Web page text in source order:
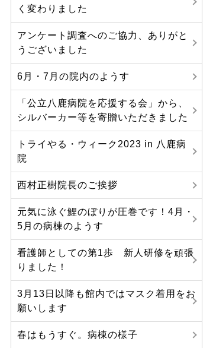
く変わりました
アンケート調査へのご協力、ありがと
うございました
6月・7月の院内のようす
「公立八鹿病院を応援する会」から、
シルバーカー等を寄贈いただきました
トライやる・ウィーク2023 in 八鹿病
院
西村正樹院長のご挨拶
元気に泳ぐ鯉のぼりが圧巻です！4月・
5月の病棟のようす
看護師としての第1歩 新人研修を頑張
りました！
3月13日以降も館内ではマスク着用をお
願いします
春はもうすぐ。病棟の様子